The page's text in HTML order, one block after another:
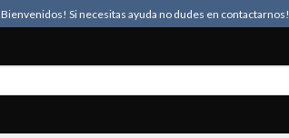
Bienvenidos! Si necesitas ayuda no dudes en contactarnos!